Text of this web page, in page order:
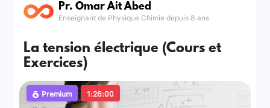
Pr. Omar Ait Abed
Enseignant de Physique Chimie depuis 8 ans
La tension électrique (Cours et
Exercices)
Premium 1:26:00